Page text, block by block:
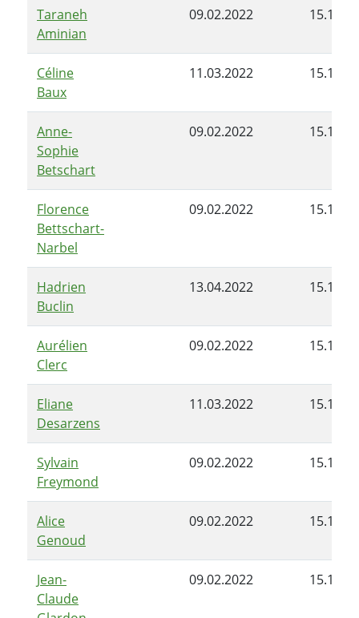
Taraneh
Aminian
09.02.2022
Céline
Baux
11.03.2022
Anne-
Sophie
Betschart
09.02.2022
Florence
Bettschart-
Narbel
09.02.2022
Hadrien
Buclin
13.04.2022
Aurélien
Clerc
09.02.2022
Eliane
Desarzens
11.03.2022
Sylvain
Freymond
09.02.2022
Alice
Genoud
09.02.2022
Jean-
Claude
09.02.2022